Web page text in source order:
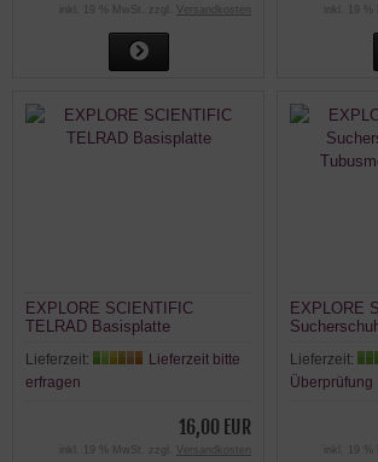
inkl. 19 % MwSt. zzgl. Versandkosten inkl. 19
EXPLORE SCIENTIFIC
TELRAD Basisplatte
Lieferzeit:
Lieferzeit bitte
erfragen
16,00 EUR
inkl. 19 % MwSt. zzgl. Versandkosten
EXPLORE
Lieferzeit:
Überprüfung
inkl. 19